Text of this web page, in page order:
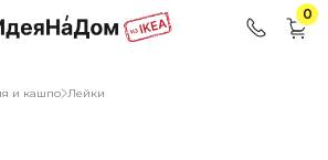
0
и кашпо Лейки